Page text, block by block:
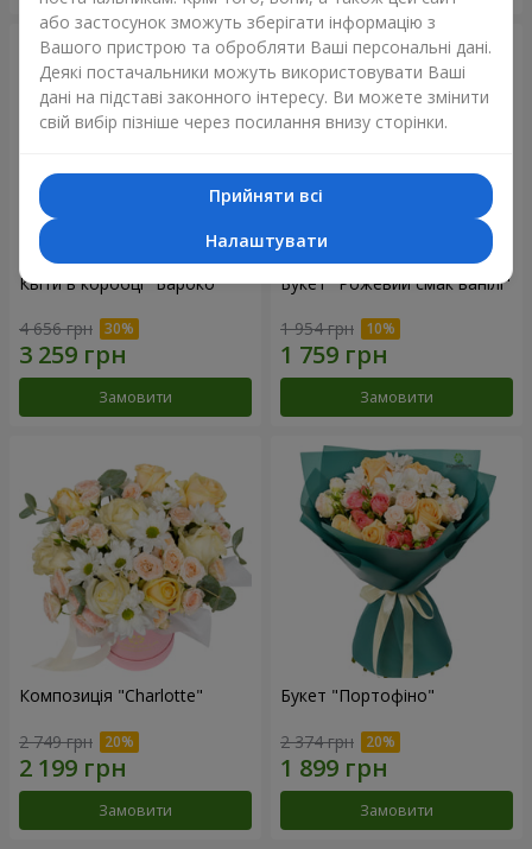
Квіти в коробці "Бароко"
4 656 грн
Замовити
Букет "Рожевий смак ванілі"
1 954 грн
Замовити
Композиція "Charlotte"
2 749 грн
Замовити
Букет "Портофіно"
2 374 грн
Замовити
або застосунок зможуть зберігати інформацію з
Вашого пристрою та обробляти Ваші персональні дані.
Деякі постачальники можуть використовувати Ваші
дані на підставі законного інтересу. Ви можете змінити
свій вибір пізніше через посилання внизу сторінки.
Прийняти всі
Налаштувати